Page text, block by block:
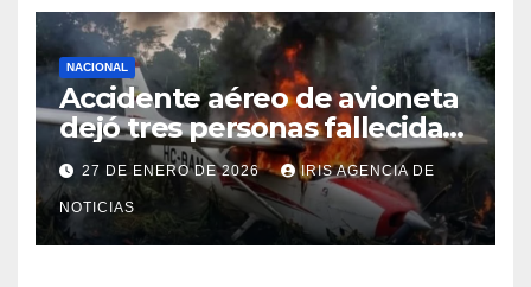
NACIONAL
Accidente aéreo de avioneta
dejó tres personas fallecidas
en provincia de Morona
Santiago
27 DE ENERO DE 2026 IRIS AGENCIA DE
NOTICIAS